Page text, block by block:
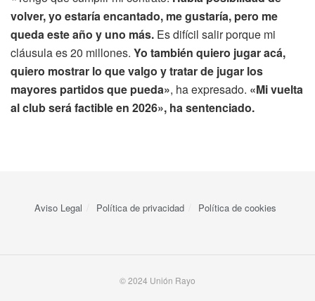
volver, yo estaría encantado, me gustaría, pero me
queda este año y uno más. Es difícil salir porque mi
cláusula es 20 millones. Yo también quiero jugar acá,
quiero mostrar lo que valgo y tratar de jugar los
mayores partidos que pueda», ha expresado. «Mi vuelta
al club será factible en 2026», ha sentenciado.
Aviso Legal Política de privacidad Política de cookies
© 2024 Unión Rayo